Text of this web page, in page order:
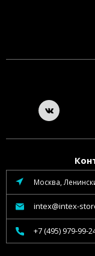
Москва,
intex@intex-
+7 (495) 979-99-